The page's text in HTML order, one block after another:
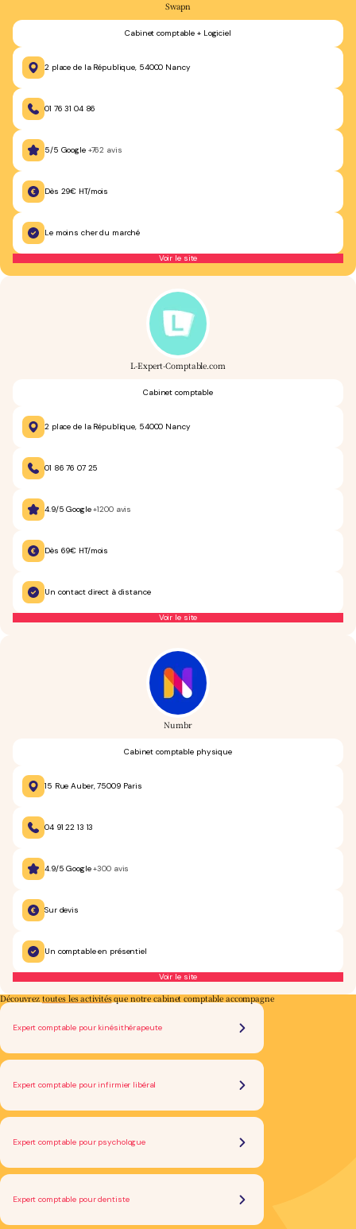
Swapn
Cabinet comptable + Logiciel
2 place de la République, 54000 Nancy
01 76 31 04 86
5/5 Google +762 avis
Dès 29€ HT/mois
Le moins cher du marché
Voir le site
L-Expert-Comptable.com
Cabinet comptable
2 place de la République, 54000 Nancy
01 86 76 07 25
4.9/5 Google+1200 avis
Dès 69€ HT/mois
Un contact direct à distance
Voir le site
Numbr
Cabinet comptable physique
15 Rue Auber, 75009 Paris
04 91 22 13 13
4.9/5 Google+300 avis
Sur devis
Un comptable en présentiel
Voir le site
Découvreztoutes les activitésque notre cabinet comptable accompagne
Expert comptable pour kinésithérapeute
Expert comptable pour infirmier libéral
Expert comptable pour psychologue
Expert comptable pour dentiste